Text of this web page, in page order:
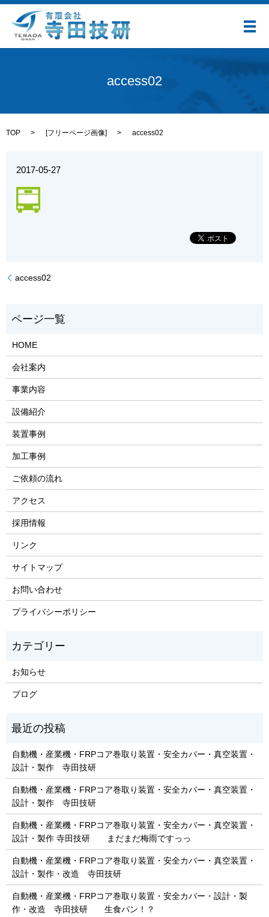
メ
access02
TOP [フリーページ画像] access02
2017-05-27
access02
HOME
会社案内
事業内容
設備紹介
装置事例
加工事例
ご依頼の流れ
アクセス
採用情報
リンク
サイトマップ
お問い合わせ
プライバシーポリシー
お知らせ
ブログ
自動機・産業機・FRPコア巻取り装置・安全カバー・真空装置・
設計・製作 寺田技研
自動機・産業機・FRPコア巻取り装置・安全カバー・真空装置・
設計・製作 寺田技研
自動機・産業機・FRPコア巻取り装置・安全カバー・真空装置・
設計・製作 寺田技研 まだまだ梅雨ですっっ
自動機・産業機・FRPコア巻取り装置・安全カバー・真空装置・
設計・製作・改造 寺田技研
自動機・産業機・FRPコア巻取り装置・安全カバー・設計・製
作・改造 寺田技研 生食パン！？